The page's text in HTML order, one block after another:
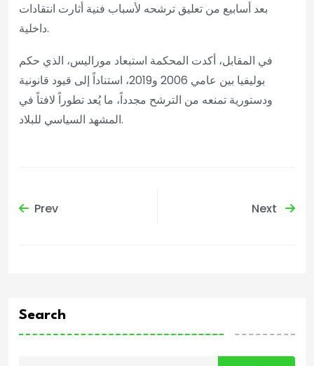
بعد أسابيع من تعليق ترشحه لأسباب فنية أثارت انتقادات
داخلية.
في المقابل، أكدت المحكمة استبعاد موراليس، الذي حكم
بوليفيا بين عامي 2006 و2019، استناداً إلى قيود قانونية
ودستورية تمنعه من الترشح مجدداً، ما يُعد تطوراً لافتاً في
المشهد السياسي للبلاد.
Prev Next
Search